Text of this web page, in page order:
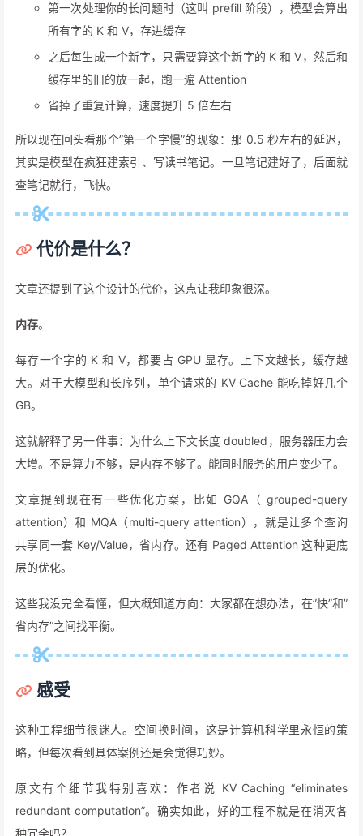
第一次处理你的长问题时（这叫 prefill 阶段），模型会算出
所有字的 K 和 V，存进缓存
之后每生成一个新字，只需要算这个新字的 K 和 V，然后和
缓存里的旧的放一起，跑一遍 Attention
省掉了重复计算，速度提升 5 倍左右
所以现在回头看那个”第一个字慢”的现象：那 0.5 秒左右的延迟，
其实是模型在疯狂建索引、写读书笔记。一旦笔记建好了，后面就
查笔记就行，飞快。
代价是什么？
文章还提到了这个设计的代价，这点让我印象很深。
内存。
每存一个字的 K 和 V，都要占 GPU 显存。上下文越长，缓存越
大。对于大模型和长序列，单个请求的 KV Cache 能吃掉好几个
GB。
这就解释了另一件事：为什么上下文长度 doubled，服务器压力会
大增。不是算力不够，是内存不够了。能同时服务的用户变少了。
文章提到现在有一些优化方案，比如 GQA（ grouped-query
attention）和 MQA（multi-query attention），就是让多个查询
共享同一套 Key/Value，省内存。还有 Paged Attention 这种更底
层的优化。
这些我没完全看懂，但大概知道方向：大家都在想办法，在”快”和”
省内存”之间找平衡。
感受
这种工程细节很迷人。空间换时间，这是计算机科学里永恒的策
略，但每次看到具体案例还是会觉得巧妙。
原文有个细节我特别喜欢：作者说 KV Caching “eliminates
redundant computation”。确实如此，好的工程不就是在消灭各